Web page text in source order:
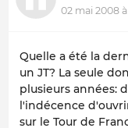
02 mai 2008
Quelle a été la
un JT? La seule
plusieurs années:
l'indécence
sur le Tour de